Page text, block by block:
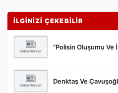
Gönder
İLGİNİZİ ÇEKEBİLİR
“Polisin Oluşumu Ve
Denktaş Ve